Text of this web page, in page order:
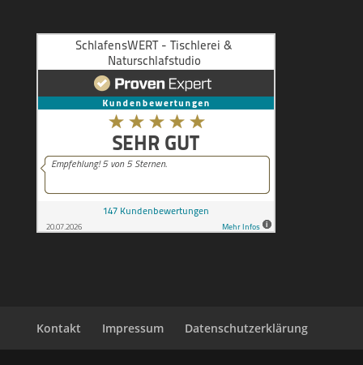
Kontakt Impressum Datenschutzerklärung